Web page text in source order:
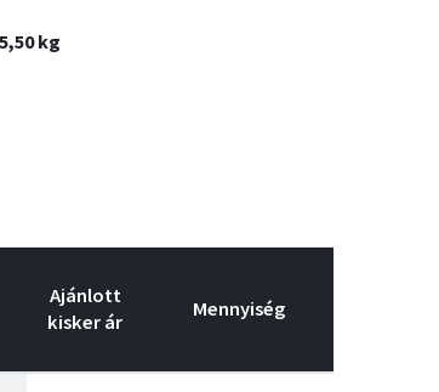
kg
Ajánlott
kisker ár
Mennyiség